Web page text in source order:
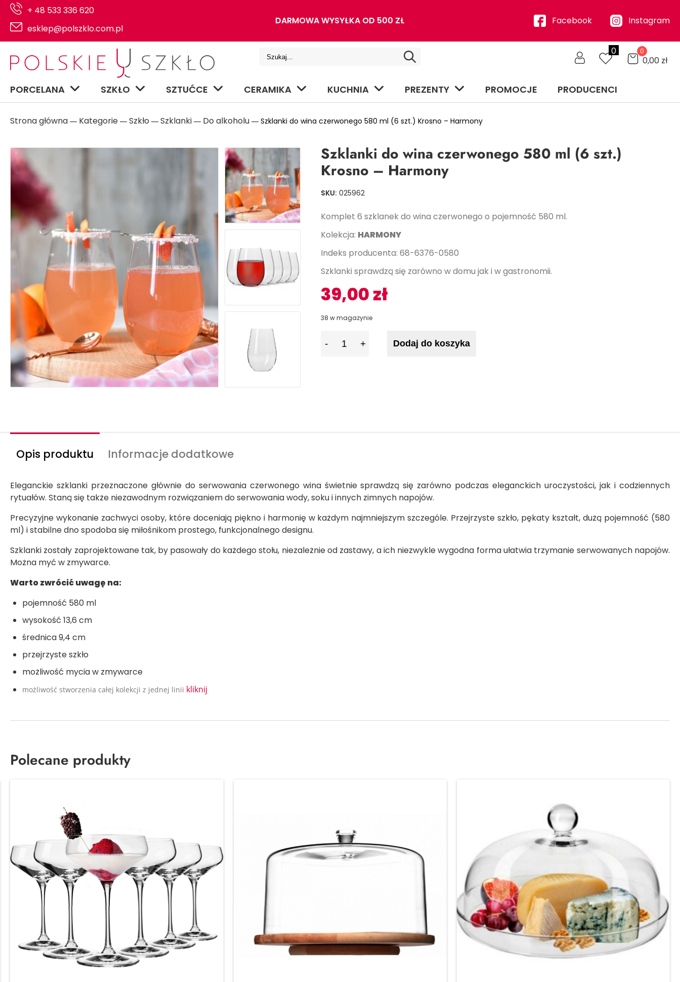
+ 48 533 336 620
esklep@polszklo.com.pl
DARMOWA WYSYŁKA OD 500 ZŁ Facebook Instagram
0 0
0,00 zł
PORCELANA SZKŁO SZTUĆCE CERAMIKA KUCHNIA PREZENTY PROMOCJE PRODUCENCI
Strona główna ― Kategorie ― Szkło ― Szklanki ― Do alkoholu ― Szklanki do wina czerwonego 580 ml (6 szt.) Krosno – Harmony
Szklanki do wina czerwonego 580 ml (6 szt.)
Krosno – Harmony
SKU: 025962
Komplet 6 szklanek do wina czerwonego o pojemność 580 ml.
Kolekcja: HARMONY
Indeks producenta: 68-6376-0580
Szklanki sprawdzą się zarówno w domu jak i w gastronomii.
39,00zł
38 w magazynie
Dodaj do koszyka
Opis produktu Informacje dodatkowe
Eleganckie szklanki przeznaczone głównie do serwowania czerwonego wina świetnie sprawdzą się zarówno podczas eleganckich uroczystości, jak i codziennych
rytuałów. Staną się także niezawodnym rozwiązaniem do serwowania wody, soku i innych zimnych napojów.
Precyzyjne wykonanie zachwyci osoby, które doceniają piękno i harmonię w każdym najmniejszym szczególe. Przejrzyste szkło, pękaty kształt, dużą pojemność (580
ml) i stabilne dno spodoba się miłośnikom prostego, funkcjonalnego designu.
Szklanki zostały zaprojektowane tak, by pasowały do każdego stołu, niezależnie od zastawy, a ich niezwykle wygodna forma ułatwia trzymanie serwowanych napojów.
Można myć w zmywarce.
Warto zwrócić uwagę na:
pojemność 580 ml
wysokość 13,6 cm
średnica 9,4 cm
przejrzyste szkło
możliwość mycia w zmywarce
możliwość stworzenia całej kolekcji z jednej linii kliknij
Polecane produkty